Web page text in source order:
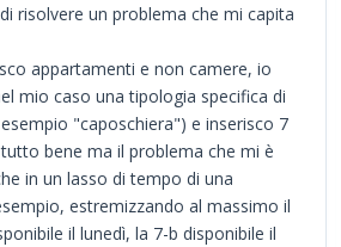
risolvere un problema che mi capita
appartamenti e non camere, io
mio caso una tipologia specifica di
"caposchiera") e inserisco 7
bene ma il problema che mi è
in un lasso di tempo di una
estremizzando al massimo il
il lunedì, la 7-b disponibile il